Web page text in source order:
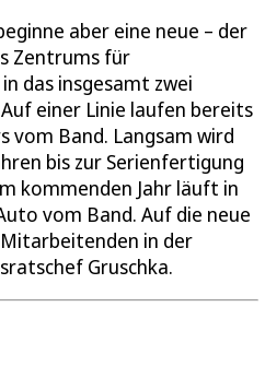
aber eine neue – der
Zentrums für
das insgesamt zwei
einer Linie laufen bereits
vom Band. Langsam wird
bis zur Serienfertigung
kommenden Jahr läuft in
vom Band. Auf die neue
in der
Gruschka.